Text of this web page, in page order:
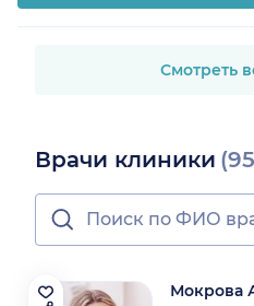
Смотреть
Врачи клиники
Мокрова